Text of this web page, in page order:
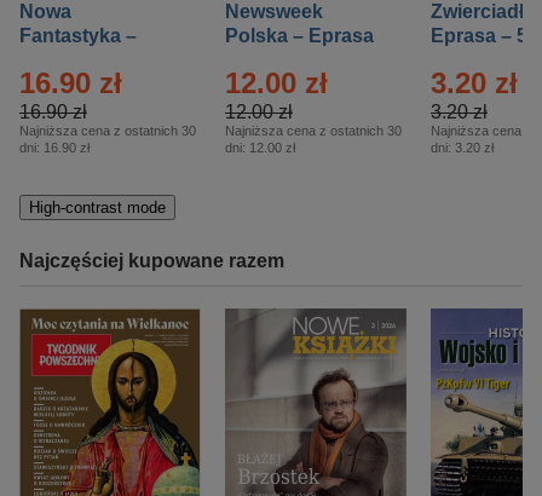
Nowa
Fantastyka –
16.90 zł
16.90 zł
Najniższa cena z ostatnich 30
dni: 16.90 zł
Newsweek
Polska – Eprasa
12.00 zł
12.00 zł
Najniższa cena z ostatnich 30
dni: 12.00 zł
Zwierciadło
Eprasa – 5/
3.20 zł
3.20 zł
Najniższa cena z
dni: 3.20 zł
High-contrast mode
Najczęściej kupowane razem